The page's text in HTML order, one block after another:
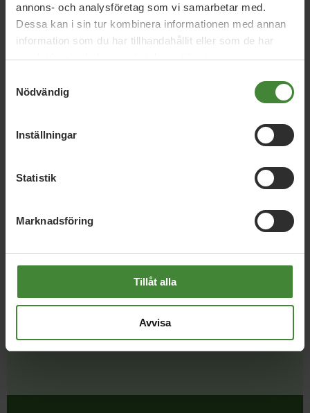
annons- och analysföretag som vi samarbetar med.
Dessa kan i sin tur kombinera informationen med annan
information som du har tillhandahållit eller som de har
samlat in när du har använt deras tjänster.
Nödvändig
Inställningar
Statistik
Marknadsföring
Tillåt alla
Avvisa
8 september 2021
Nu ska vi bygga mer hållbara och
klimatsmarta samhällen
Dela denna sida och hjälp oss
sprida vårt budskap